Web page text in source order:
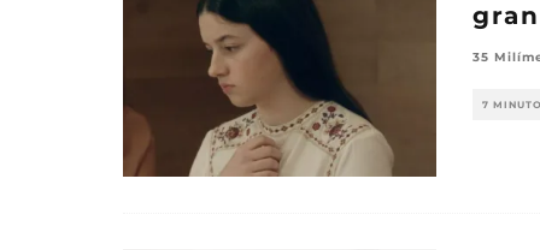
35
7